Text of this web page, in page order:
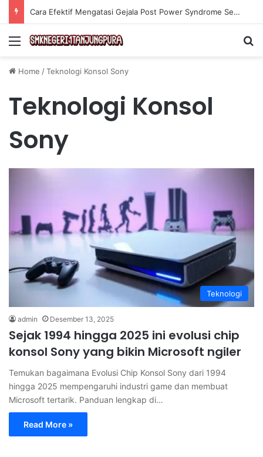
Cara Efektif Mengatasi Gejala Post Power Syndrome Setelah Pensiun Kerja
Menu
Home /Teknologi Konsol Sony
Teknologi Konsol
Sony
Teknologi
admin Desember 13, 2025
Sejak 1994 hingga 2025 ini evolusi chip
konsol Sony yang bikin Microsoft ngiler
Temukan bagaimana Evolusi Chip Konsol Sony dari 1994
hingga 2025 mempengaruhi industri game dan membuat
Microsoft tertarik. Panduan lengkap di…
Read More »